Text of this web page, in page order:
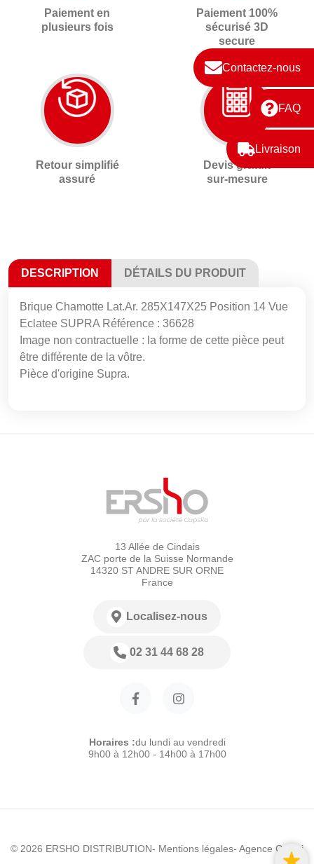
Contactez-nous
FAQ
Livraison
Paiement en
plusieurs fois
Paiement 100%
sécurisé 3D
secure
Retour simplifié
assuré
Devis gratuit
sur-mesure
DESCRIPTION DÉTAILS DU PRODUIT
Brique Chamotte Lat.Ar. 285X147X25 Position 14 Vue
Eclatee SUPRA Référence : 36628
Image non contractuelle : la forme de cette pièce peut
être différente de la vôtre.
Pièce d'origine Supra.
13 Allée de Cindais
ZAC porte de la Suisse Normande
14320 ST ANDRE SUR ORNE
France
Localisez-nous
02 31 44 68 28
Horaires :du lundi au vendredi
9h00 à 12h00 - 14h00 à 17h00
© 2026 ERSHO DISTRIBUTION- Mentions légales- Agence Colibri